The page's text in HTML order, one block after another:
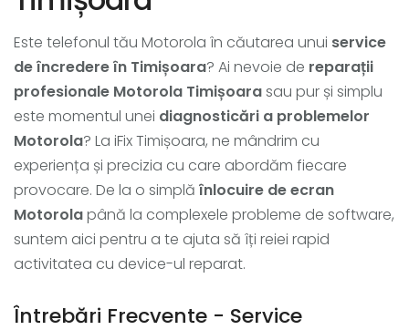
Este telefonul tău Motorola în căutarea unui service
de încredere în Timișoara? Ai nevoie de reparații
profesionale Motorola Timișoarasau pur și simplu
este momentul unei diagnosticări a problemelor
Motorola? La iFix Timișoara, ne mândrim cu
experiența și precizia cu care abordăm fiecare
provocare. De la o simplă înlocuire de ecran
Motorolapână la complexele probleme de software,
suntem aici pentru a te ajuta să îți reiei rapid
activitatea cu device-ul reparat.
Întrebări Frecvente - Service